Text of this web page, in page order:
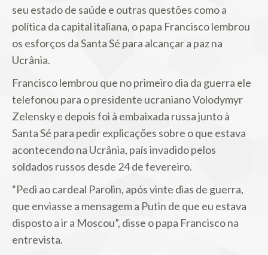
seu estado de saúde e outras questões como a
política da capital italiana, o papa Francisco lembrou
os esforços da Santa Sé para alcançar a paz na
Ucrânia.
Francisco lembrou que no primeiro dia da guerra ele
telefonou para o presidente ucraniano Volodymyr
Zelensky e depois foi à embaixada russa junto à
Santa Sé para pedir explicações sobre o que estava
acontecendo na Ucrânia, país invadido pelos
soldados russos desde 24 de fevereiro.
“Pedi ao cardeal Parolin, após vinte dias de guerra,
que enviasse a mensagem a Putin de que eu estava
disposto a ir a Moscou”, disse o papa Francisco na
entrevista.